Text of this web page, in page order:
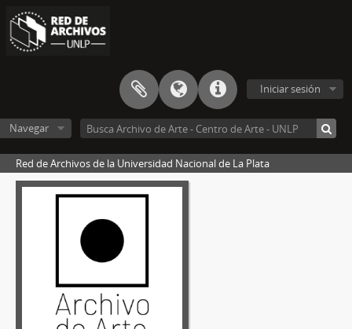
Iniciar sesión
Navegar
Red de Archivos de la Universidad Nacional de La Plata